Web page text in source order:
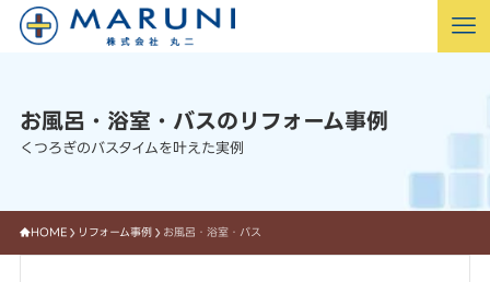
お風呂・浴室・バスのリフォーム事例
くつろぎのバスタイムを叶えた実例
HOME リフォーム事例 お風呂・浴室・バス